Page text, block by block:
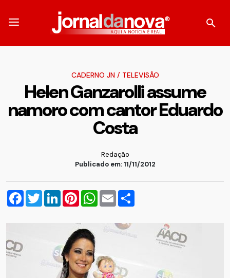
CADERNO JN/ TELEVISÃO
Helen Ganzarolli assume
namoro com cantor Eduardo
Costa
Redação
Publicado em: 11/11/2012
Facebook
TwitterLinkedInPinterestWhatsApp
Email